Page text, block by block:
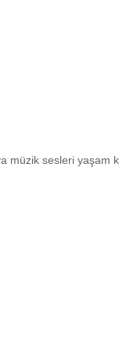
müzik sesleri yaşam